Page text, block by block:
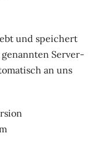
und speichert
Server-
an uns